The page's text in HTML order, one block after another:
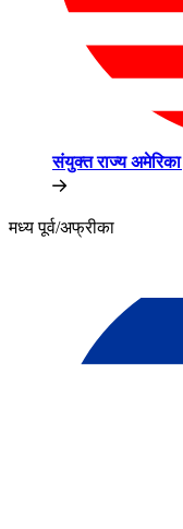
संयुक्त राज्य अमेरिका​​
मध्य पूर्व/अफ्रीका​​